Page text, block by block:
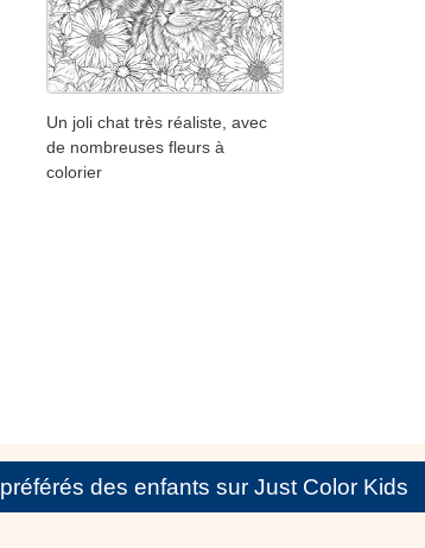
Un joli chat très réaliste, avec
de nombreuses fleurs à
colorier
préférés des enfants sur Just Color Kids